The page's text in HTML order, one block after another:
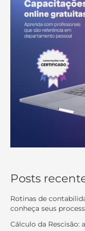
Posts
Rotinas de
conheça seus
Cálculo da Rescisão: